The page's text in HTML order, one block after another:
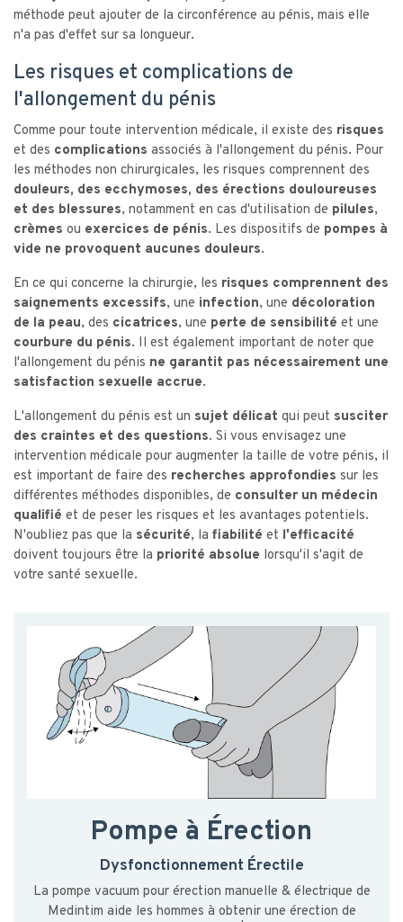
méthode peut ajouter de la circonférence au pénis, mais elle
n'a pas d'effet sur sa longueur.
Les risques et complications de
l'allongement du pénis
Comme pour toute intervention médicale, il existe des risques
et des complications associés à l'allongement du pénis. Pour
les méthodes non chirurgicales, les risques comprennent des
douleurs, des ecchymoses, des érections douloureuses
et des blessures, notamment en cas d'utilisation de pilules,
crèmes ou exercices de pénis. Les dispositifs de pompes à
vide ne provoquent aucunes douleurs.
En ce qui concerne la chirurgie, les risques comprennent des
saignements excessifs, une infection, une décoloration
de la peau, des cicatrices, une perte de sensibilité et une
courbure du pénis. Il est également important de noter que
l'allongement du pénis ne garantit pas nécessairement une
satisfaction sexuelle accrue.
L'allongement du pénis est un sujet délicat qui peut susciter
des craintes et des questions. Si vous envisagez une
intervention médicale pour augmenter la taille de votre pénis, il
est important de faire des recherches approfondies sur les
différentes méthodes disponibles, de consulter un médecin
qualifié et de peser les risques et les avantages potentiels.
N'oubliez pas que la sécurité, la fiabilité et l'efficacité
doivent toujours être la priorité absolue lorsqu'il s'agit de
votre santé sexuelle.
Pompe à Érection
Dysfonctionnement Érectile
La pompe vacuum pour érection manuelle & électrique de
Medintim aide les hommes à obtenir une érection de